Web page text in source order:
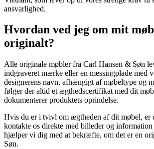
ansvarlighed.
Hvordan ved jeg om mit
originalt?
Alle originale møbler fra Carl Hansen & Søn
indgraveret mærke eller en messingplade med
designerens navn, afhængigt af møbeltype og
følger der altid et ægthedscertifikat med dit
dokumenterer produktets oprindelse.
Hvis du er i tvivl om ægtheden af dit møbel, er
kontakte os direkte med billeder og information
hjælper vi dig med at bekræfte, om det er en
Søn.